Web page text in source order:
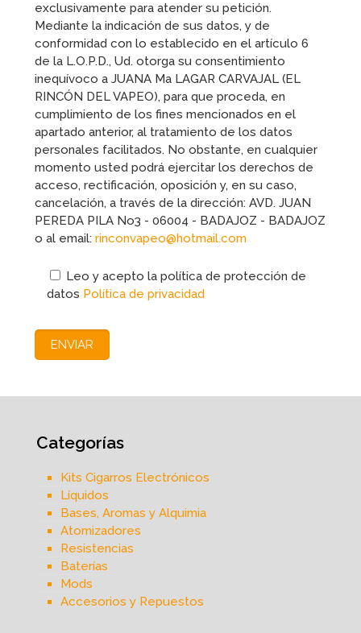
exclusivamente para atender su petición.
Mediante la indicación de sus datos, y de
conformidad con lo establecido en el artículo 6
de la L.O.P.D., Ud. otorga su consentimiento
inequívoco a JUANA Ma LAGAR CARVAJAL (EL
RINCÓN DEL VAPEO), para que proceda, en
cumplimiento de los fines mencionados en el
apartado anterior, al tratamiento de los datos
personales facilitados. No obstante, en cualquier
momento usted podrá ejercitar los derechos de
acceso, rectificación, oposición y, en su caso,
cancelación, a través de la dirección: AVD. JUAN
PEREDA PILA No3 - 06004 - BADAJOZ - BADAJOZ
o al email: rinconvapeo@hotmail.com
Leo y acepto la política de protección de
datos Política de privacidad
Categorías
Kits Cigarros Electrónicos
Líquidos
Bases, Aromas y Alquimia
Atomizadores
Resistencias
Baterías
Mods
Accesorios y Repuestos